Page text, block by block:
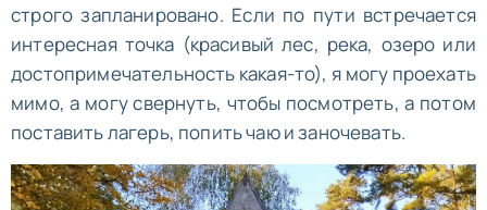
строго запланировано. Если по пути встречается
интересная точка (красивый лес, река, озеро или
достопримечательность какая-то), я могу проехать
мимо, а могу свернуть, чтобы посмотреть, а потом
поставить лагерь, попить чаю и заночевать.